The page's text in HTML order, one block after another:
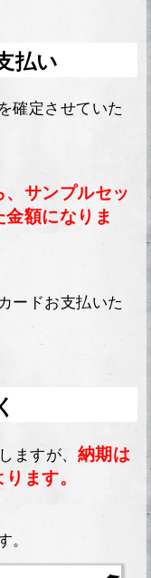
払い
確定させていた
サンプルセッ
金額になりま
ードお支払いた
ますが、 納期は
ます。
。